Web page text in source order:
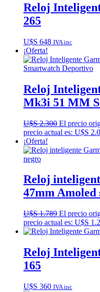
Reloj
265
U$S 648 IVA inc
¡Oferta!
Reloj
Mk3i 51 MM
U$S2.300 El precio
precio actual es: U$S
¡Oferta!
Reloj
47mm Amoled
U$S1.789 El precio
precio actual es: U$S
Reloj
165
U$S 360 IVA inc